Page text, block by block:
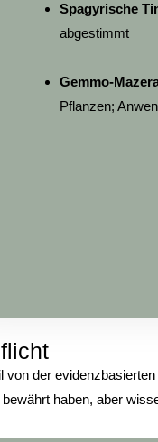
Spagyrische
abgestimmt
Gemmo-
Pflanzen;
der
haben, aber